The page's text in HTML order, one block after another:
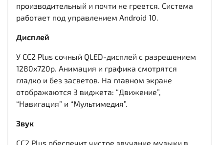
производительный и почти не греется. Система
работает под управлением Android 10.
Дисплей
У CC2 Plus сочный QLED-дисплей c разрешением
1280x720р. Анимация и графика смотрятся
гладко и без засветов. На главном экране
отображаются 3 виджета: “Движение”,
“Навигация” и “Мультимедия”.
Звук
CC2 Plus обеспечит чистое звучание музыки в